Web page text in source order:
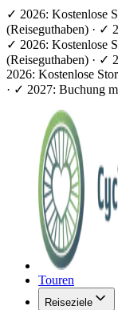
✓ 2026: Kostenlose
(Reiseguthaben) · ✓
✓ 2026: Kostenlose
(Reiseguthaben) · ✓
2026: Kostenlose
· ✓ 2027: Buchung
Touren
Reiseziele